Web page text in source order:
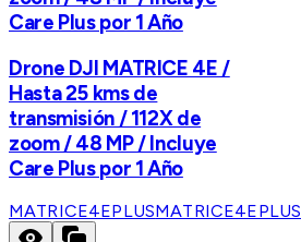
Care Plus por 1 Año
Drone DJI MATRICE 4E /
Hasta 25 kms de
transmisión / 112X de
zoom / 48 MP / Incluye
Care Plus por 1 Año
MATRICE4EPLUSMATRICE4EPLUS